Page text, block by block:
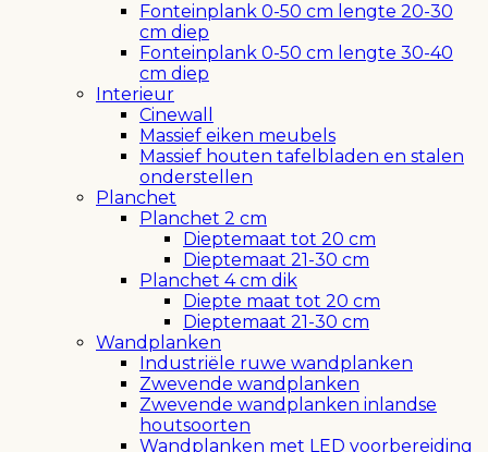
Fonteinplank 0-50 cm lengte 20-30
cm diep
Fonteinplank 0-50 cm lengte 30-40
cm diep
Interieur
Cinewall
Massief eiken meubels
Massief houten tafelbladen en stalen
onderstellen
Planchet
Planchet 2 cm
Dieptemaat tot 20 cm
Dieptemaat 21-30 cm
Planchet 4 cm dik
Diepte maat tot 20 cm
Dieptemaat 21-30 cm
Wandplanken
Industriële ruwe wandplanken
Zwevende wandplanken
Zwevende wandplanken inlandse
houtsoorten
Wandplanken met LED voorbereiding